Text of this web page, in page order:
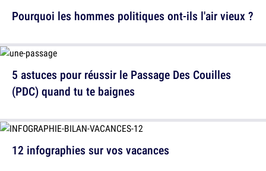
5 astuces pour réussir le Passage Des Couilles
(PDC) quand tu te baignes
Pourquoi les hommes politiques ont-ils l'air vieux ?
12 infographies sur vos vacances